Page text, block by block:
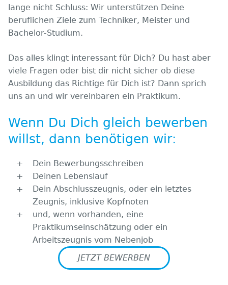
lange nicht Schluss: Wir unterstützen Deine
beruflichen Ziele zum Techniker, Meister und
Bachelor-Studium.
Das alles klingt interessant für Dich? Du hast aber
viele Fragen oder bist dir nicht sicher ob diese
Ausbildung das Richtige für Dich ist? Dann sprich
uns an und wir vereinbaren ein Praktikum.
Wenn Du Dich gleich bewerben
willst, dann benötigen wir:
Dein Bewerbungsschreiben
Deinen Lebenslauf
Dein Abschlusszeugnis, oder ein letztes
Zeugnis, inklusive Kopfnoten
und, wenn vorhanden, eine
Praktikumseinschätzung oder ein
Arbeitszeugnis vom Nebenjob
JETZT BEWERBEN